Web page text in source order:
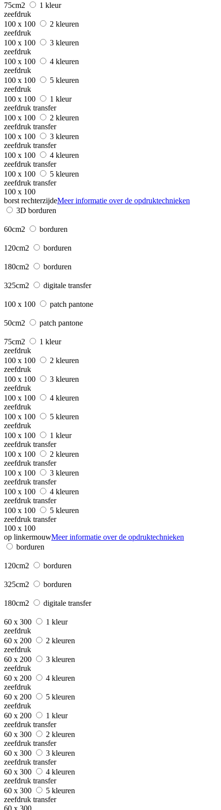
75cm2
1 kleur
zeefdruk
100 x 100
2 kleuren
zeefdruk
100 x 100
3 kleuren
zeefdruk
100 x 100
4 kleuren
zeefdruk
100 x 100
5 kleuren
zeefdruk
100 x 100
1 kleur
zeefdruk transfer
100 x 100
2 kleuren
zeefdruk transfer
100 x 100
3 kleuren
zeefdruk transfer
100 x 100
4 kleuren
zeefdruk transfer
100 x 100
5 kleuren
zeefdruk transfer
100 x 100
borst rechterzijdeMeer informatie over de opdruktechnieken
3D borduren
60cm2 borduren
120cm2 borduren
180cm2 borduren
325cm2 digitale transfer
100 x 100 patch pantone
50cm2 patch pantone
75cm2
1 kleur
zeefdruk
100 x 100
2 kleuren
zeefdruk
100 x 100
3 kleuren
zeefdruk
100 x 100
4 kleuren
zeefdruk
100 x 100
5 kleuren
zeefdruk
100 x 100
1 kleur
zeefdruk transfer
100 x 100
2 kleuren
zeefdruk transfer
100 x 100
3 kleuren
zeefdruk transfer
100 x 100
4 kleuren
zeefdruk transfer
100 x 100
5 kleuren
zeefdruk transfer
100 x 100
op linkermouwMeer informatie over de opdruktechnieken
borduren
120cm2 borduren
325cm2 borduren
180cm2 digitale transfer
60 x 300
1 kleur
zeefdruk
60 x 200
2 kleuren
zeefdruk
60 x 200
3 kleuren
zeefdruk
60 x 200
4 kleuren
zeefdruk
60 x 200
5 kleuren
zeefdruk
60 x 200
1 kleur
zeefdruk transfer
60 x 300
2 kleuren
zeefdruk transfer
60 x 300
3 kleuren
zeefdruk transfer
60 x 300
4 kleuren
zeefdruk transfer
60 x 300
5 kleuren
zeefdruk transfer
60 x 300